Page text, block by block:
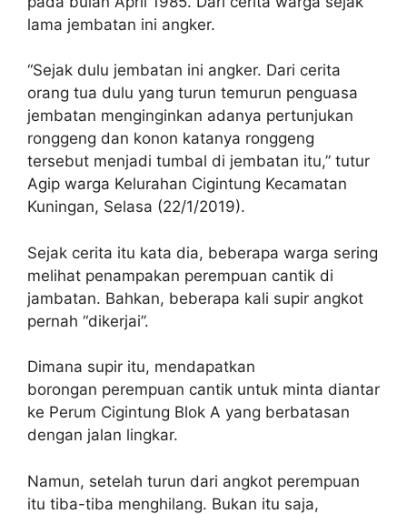
lama jembatan ini angker.
“Sejak dulu jembatan ini angker. Dari cerita
orang tua dulu yang turun temurun penguasa
jembatan menginginkan adanya pertunjukan
ronggeng dan konon katanya ronggeng
tersebut menjadi tumbal di jembatan itu,” tutur
Agip warga Kelurahan Cigintung Kecamatan
Kuningan, Selasa (22/1/2019).
Sejak cerita itu kata dia, beberapa warga sering
melihat penampakan perempuan cantik di
jambatan. Bahkan, beberapa kali supir angkot
pernah “dikerjai”.
Dimana supir itu, mendapatkan
borongan perempuan cantik untuk minta diantar
ke Perum Cigintung Blok A yang berbatasan
dengan jalan lingkar.
Namun, setelah turun dari angkot perempuan
itu tiba-tiba menghilang. Bukan itu saja,